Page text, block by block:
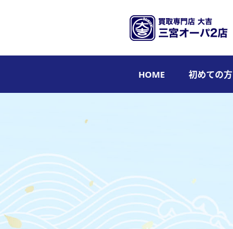
HOME 初めての方